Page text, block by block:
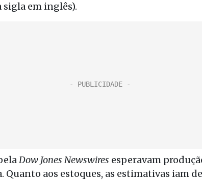
sigla em inglês).
Dow Jones Newswires esperavam
aos estoques, as estimativas iam